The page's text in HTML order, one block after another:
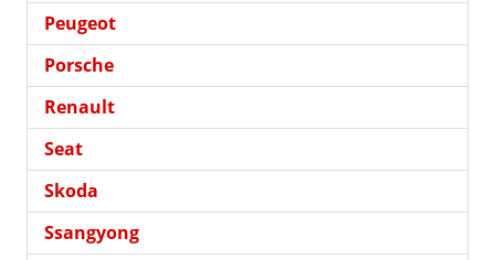
Peugeot
Porsche
Renault
Seat
Skoda
Ssangyong